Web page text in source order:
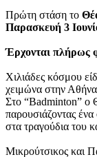
Πρώτη στάση το
Παρασκευή 3
Έρχονται πλήρως
Χιλιάδες κόσμου
χειμώνα στην
Στο “Badminton” ο
παρουσιάζοντας
στα τραγούδια του
Μικρούτσικος και